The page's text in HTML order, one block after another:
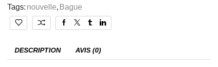
Tags: nouvelle, Bague
DESCRIPTION AVIS (0)